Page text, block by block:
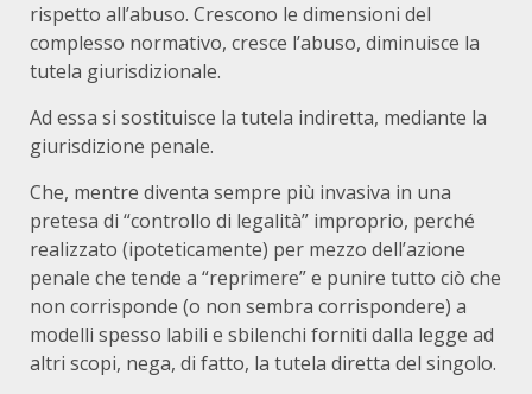
rispetto all’abuso. Crescono le dimensioni del
complesso normativo, cresce l’abuso, diminuisce la
tutela giurisdizionale.
Ad essa si sostituisce la tutela indiretta, mediante la
giurisdizione penale.
Che, mentre diventa sempre più invasiva in una
pretesa di “controllo di legalità” improprio, perché
realizzato (ipoteticamente) per mezzo dell’azione
penale che tende a “reprimere” e punire tutto ciò che
non corrisponde (o non sembra corrispondere) a
modelli spesso labili e sbilenchi forniti dalla legge ad
altri scopi, nega, di fatto, la tutela diretta del singolo.